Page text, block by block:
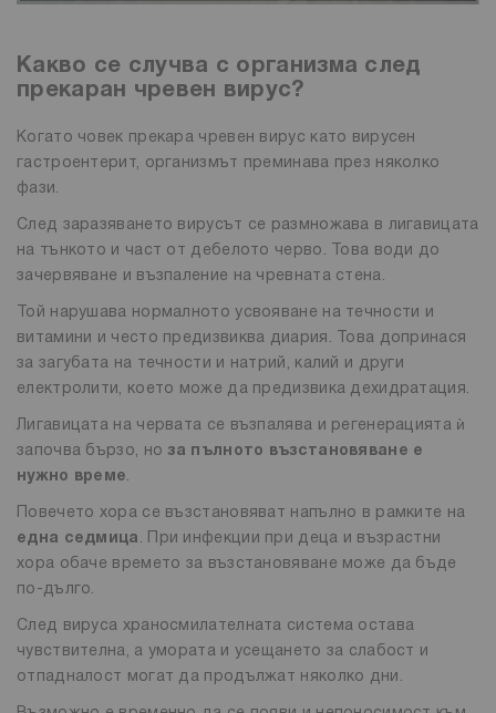
Какво се случва с организма след
прекаран чревен вирус?
Когато човек прекара чревен вирус като вирусен
гастроентерит, организмът преминава през няколко
фази.
След заразяването вирусът се размножава в лигавицата
на тънкото и част от дебелото черво. Това води до
зачервяване и възпаление на чревната стена.
Той нарушава нормалното усвояване на течности и
витамини и често предизвиква диария. Това допринася
за загубата на течности и натрий, калий и други
електролити, което може да предизвика дехидратация.
Лигавицата на червата се възпалява и регенерацията ѝ
започва бързо, но за пълното възстановяване е
нужно време.
Повечето хора се възстановяват напълно в рамките на
една седмица . При инфекции при деца и възрастни
хора обаче времето за възстановяване може да бъде
по-дълго.
След вируса храносмилателната система остава
чувствителна, а умората и усещането за слабост и
отпадналост могат да продължат няколко дни.